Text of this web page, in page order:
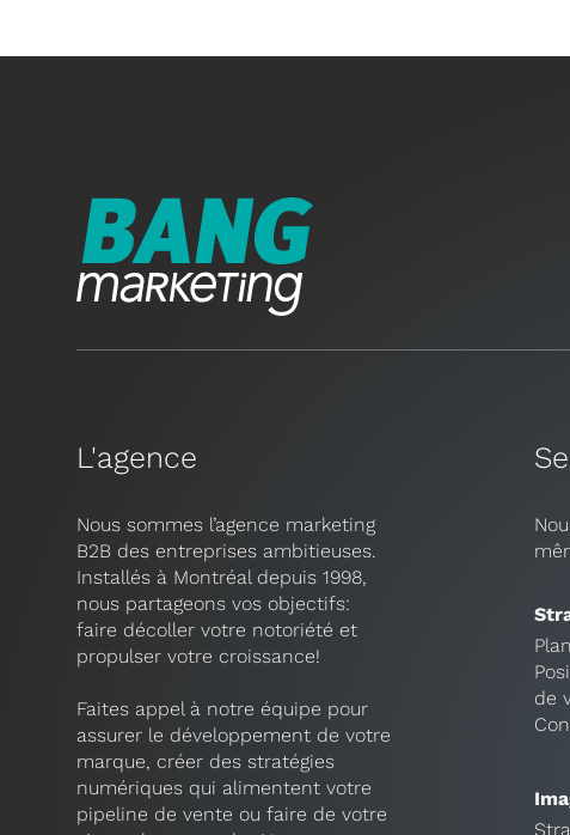
L'agence
Nous sommes l’agence marketing
B2B des entreprises ambitieuses.
Installés à Montréal depuis 1998,
nous partageons vos objectifs:
faire décoller votre notoriété et
propulser votre croissance!
Faites appel à notre équipe pour
assurer le développement de votre
marque, créer des stratégies
numériques qui alimentent votre
pipeline de vente ou faire de votre
de